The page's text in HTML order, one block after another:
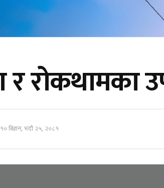
र रोकथामका
बिहान, भदौ २५, २०८१